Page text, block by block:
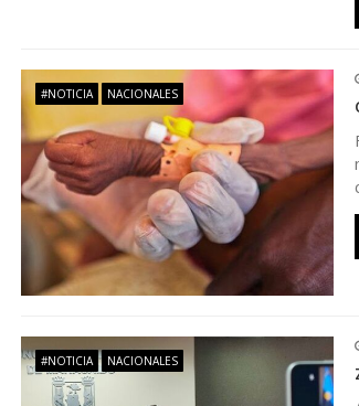
ó
n
d
e
e
n
#NOTICIA NACIONALES
#NOTICIA NACIONALES